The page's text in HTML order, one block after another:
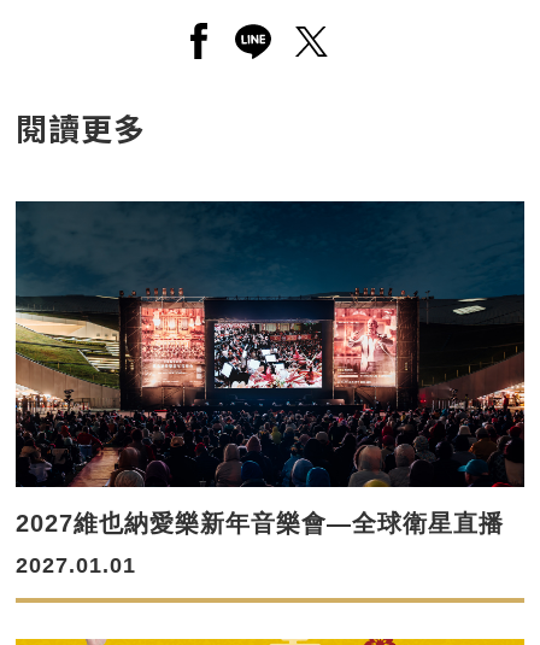
另開新視窗分享至facebook
另開新視窗分享至line
另開新視窗分享至
閱讀更多
2027維也納愛樂新年音樂會—全球衛星直播
2027.01.01